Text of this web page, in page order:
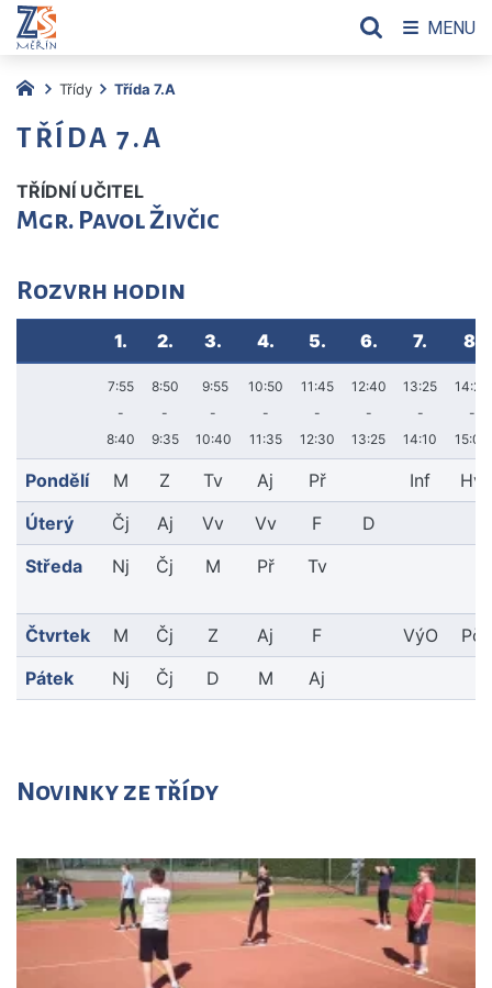
Třídy Třída 7.A
TŘÍDA 7.A
TŘÍDNÍ UČITEL
Mgr. Pavol Živčic
Rozvrh hodin
1. 2. 3. 4. 5. 6. 7. 8.
7:55
-
8:40
8:50
-
9:35
9:55
-
10:40
10:50
-
11:35
11:45
-
12:30
12:40
-
13:25
13:25
-
14:10
14:20
-
15:05
Pondělí M Z Tv Aj Př Inf
Hv
Úterý
Čj Aj Vv Vv F
D
Středa
Nj Čj M Př Tv
Čtvrtek M Čj Z Aj F VýO
Pč
Pátek
Nj Čj D M Aj
Novinky ze třídy
MENU